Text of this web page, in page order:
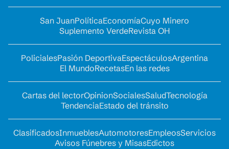
San JuanPolíticaEconomíaCuyo Minero
Suplemento VerdeRevista OH
PolicialesPasión DeportivaEspectáculosArgentina
El MundoRecetasEn las redes
Cartas del lectorOpinionSocialesSaludTecnología
TendenciaEstado del tránsito
ClasificadosInmueblesAutomotoresEmpleosServicios
Avisos Fúnebres y MisasEdictos